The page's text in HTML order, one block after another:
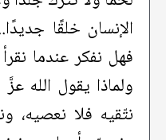
الإنسان خلقًا
فهل نفكر عندما
ولماذا يقول
نتّقيه فلا نعصيه،